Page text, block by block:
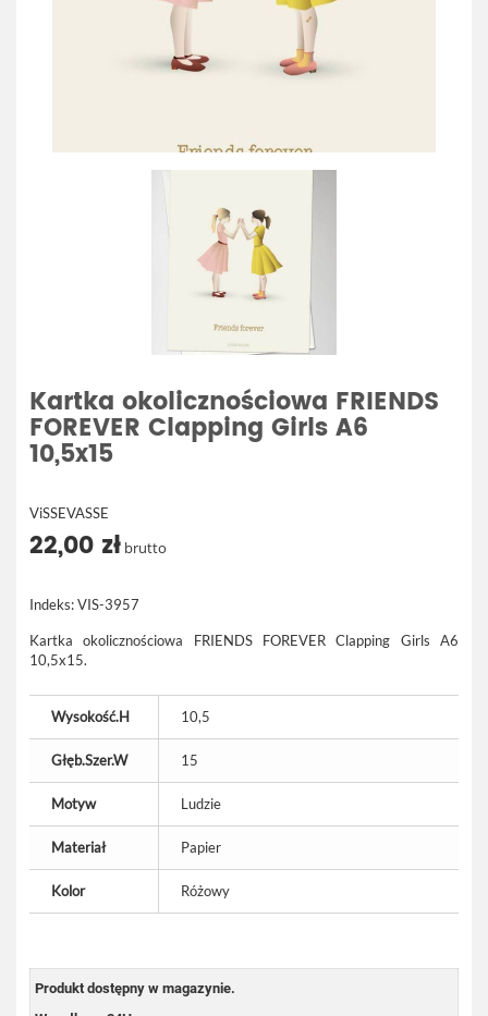
Kartka okolicznościowa FRIENDS
FOREVER Clapping Girls A6
10,5x15
ViSSEVASSE
22,00 zł brutto
Indeks:VIS-3957
Kartka okolicznościowa FRIENDS FOREVER Clapping Girls A6
10,5x15.
Wysokość.H 10,5
Głęb.Szer.W 15
Motyw Ludzie
Materiał Papier
Kolor Różowy
Produkt dostępny w magazynie.